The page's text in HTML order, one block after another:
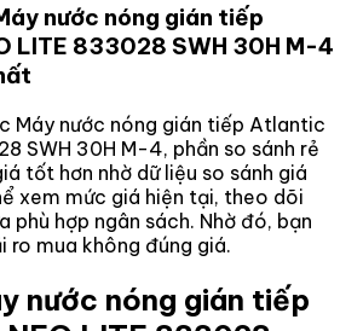
nước nóng gián tiếp
LITE 833028 SWH 30H M-4
Máy nước nóng gián tiếp Atlantic
SWH 30H M-4, phần so sánh rẻ
tốt hơn nhờ dữ liệu so sánh giá
xem mức giá hiện tại, theo dõi
phù hợp ngân sách. Nhờ đó, bạn
ro mua không đúng giá.
nước nóng gián tiếp